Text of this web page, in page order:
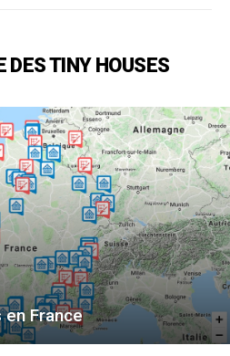
DES TINY HOUSES
France